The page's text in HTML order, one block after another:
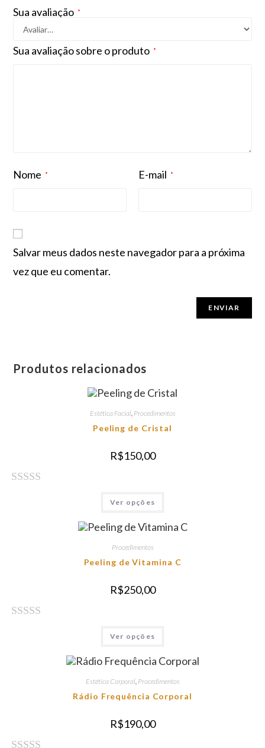
Sua avaliação *
Sua avaliação sobre o produto *
Nome * E-mail *
Salvar meus dados neste navegador para a próxima
vez que eu comentar.
Produtos relacionados
Estética Facial, Procedimentos
Peeling de Cristal
R$150,00
ã
Ver opções
Procedimentos
Peeling de Vitamina C
R$250,00
Ver opções
Estética Corporal, Procedimentos
Rádio Frequência Corporal
R$190,00